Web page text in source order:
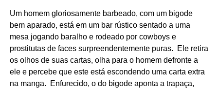
Um homem gloriosamente barbeado, com um bigode
bem aparado, está em um bar rústico sentado a uma
mesa jogando baralho e rodeado por cowboys e
prostitutas de faces surpreendentemente puras. Ele retira
os olhos de suas cartas, olha para o homem defronte a
ele e percebe que este está escondendo uma carta extra
na manga. Enfurecido, o do bigode aponta a trapaça,